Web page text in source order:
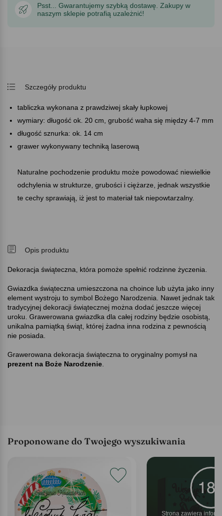
Psst... Gwarantujemy szybką dostawę. Zakupy w
naszym sklepie potrafią uzależnić!
Szczegóły produktu
tabliczka wykonana z prawdziwej skały łupkowej
wymiary: długość ok. 20 cm, grubość waha się między 4-7 mm
długość sznurka: ok. 14 cm
grawer wykonywany techniką laserową
Naturalne pochodzenie produktu może powodować niewielkie
odchylenia w strukturze, grubości i ciężarze, jednak wszystkie
te cechy sprawiają, iż jest to materiał tak niepowtarzalny.
Opis produktu
Dekoracja świąteczna, która pomoże spełnić rodzinne życzenia.
Gwiazdka świąteczna umieszczona na choince lub użyta jako inny
element wystroju to symbol Bożego Narodzenia. Nawet jednak tak
tradycyjnej dekoracji świątecznej można dodać jeszcze więcej
uroku. Grawerowana gwiazdka dla całej rodziny będzie osobistą,
unikalna pamiątką świąt, której żadna inna rodzina z pewnością
nie posiada.
Grawerowana dekoracja świąteczna to oryginalny pomysł na
prezent na Boże Narodzenie
Proponowane do Twojego wyszukiwania
Strona zawiera